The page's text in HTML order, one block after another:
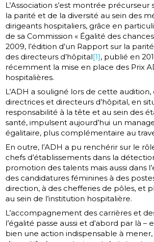
L’Association s’est montrée
la parité et de la diversité au sein des
dirigeants hospitaliers, grâce en
de sa Commission « Égalité des
2009, l’édition d’un Rapport sur la
des directeurs d’hôpital[1], publié en
récemment la mise en place des Prix
hospitalières.
L’ADH a souligné lors de cette audition,
directrices et directeurs d’hôpital, en
responsabilité à la tête et au sein des
santé, impulsent aujourd’hui un
égalitaire, plus complémentaire au
En outre, l’ADH a pu renchérir sur le
chefs d’établissements dans la
promotion des talents mais aussi dans
des candidatures féminines à des
direction, à des chefferies de pôles, et
au sein de l’institution hospitalière.
L’accompagnement des carrières et
l’égalité passe aussi et d’abord par là –
bien une action indispensable à mener,